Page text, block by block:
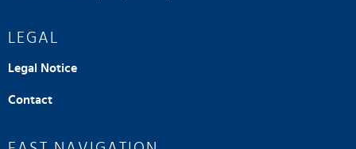
LEGAL
Legal Notice
Contact